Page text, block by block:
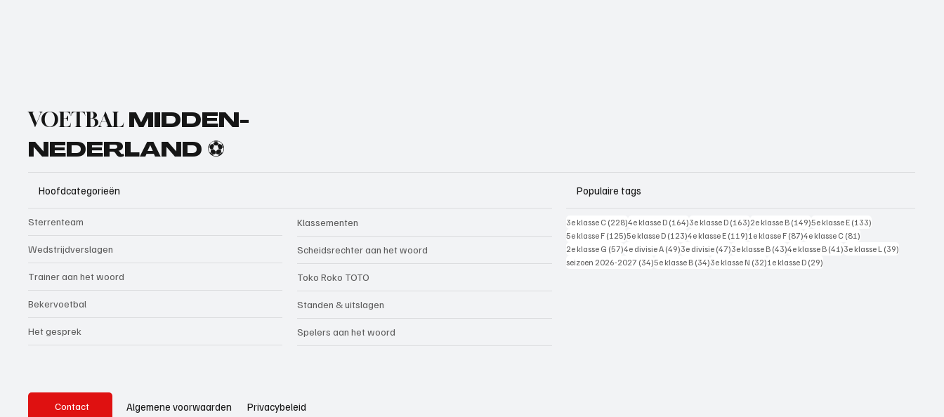
VOETBAL MIDDEN-
NEDERLAND ⚽
Hoofdcategorieën
Sterrenteam
Wedstrijdverslagen
Trainer aan het woord
Bekervoetbal
Het gesprek
Klassementen
Scheidsrechter aan het woord
Toko Roko TOTO
Standen & uitslagen
Spelers aan het woord
Populaire tags
3e klasse C (228)228 posts
4e klasse D (164)164 posts
3e klasse D (163)163 posts
2e klasse B (149)149 posts
5e klasse E (133)
5e klasse F (125)125 posts
5e klasse D (123)123 posts
4e klasse E (119)119 posts
1e klasse F (87)87 posts
4e klasse C (81)
2e klasse G (57)57 posts
4e divisie A (49)49 posts
3e divisie (47)47 posts
3e klasse B (43)43 posts
4e klasse B (41)41 posts
3e klasse L (39)
seizoen 2026-2027 (34)34 posts
5e klasse B (34)34 posts
3e klasse N (32)32 posts
1e klasse D (29)
Contact Algemene voorwaarden Privacybeleid